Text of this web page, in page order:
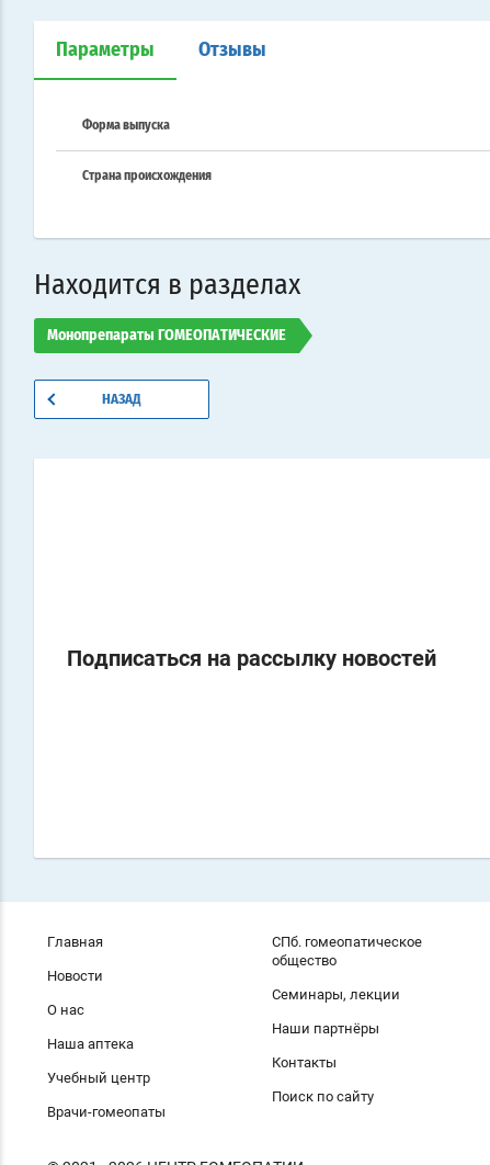
Параметры Отзывы
Форма выпуска
Страна происхождения
Находится в разделах
Монопрепараты ГОМЕОПАТИЧЕСКИЕ
НАЗАД
Подписаться на рассылку новостей
Главная
Новости
О нас
Наша аптека
Учебный центр
Врачи-гомеопаты
СПб. гомеопатическое
общество
Семинары, лекции
Наши партнёры
Контакты
Поиск по сайту